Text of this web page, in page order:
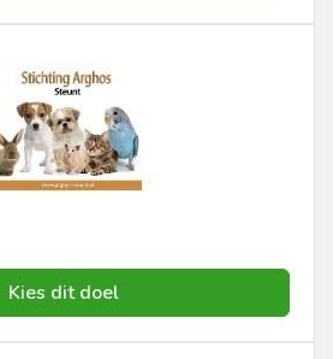
Kies dit doel